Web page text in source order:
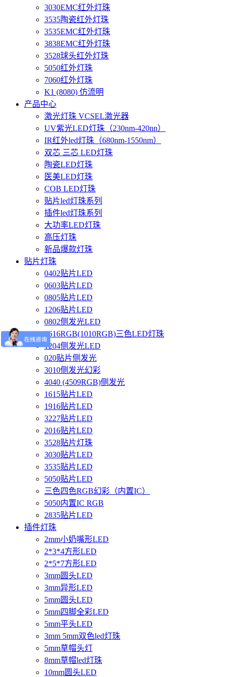
3030EMC红外灯珠
3535陶瓷红外灯珠
3535EMC红外灯珠
3838EMC红外灯珠
3528球头红外灯珠
5050红外灯珠
7060红外灯珠
K1 (8080) 仿流明
产品中心
激光灯珠 VCSEL激光器
UV紫光LED灯珠（230nm-420nn）
IR红外led灯珠（680nm-1550nm）
双芯 三芯 LED灯珠
陶瓷LED灯珠
医美LED灯珠
COB LED灯珠
贴片led灯珠系列
插件led灯珠系列
大功率LED灯珠
高压灯珠
新品爆款灯珠
贴片灯珠
0402贴片LED
0603贴片LED
0805贴片LED
1206贴片LED
0802侧发光LED
1616RGB(1010RGB)三色LED灯珠
1204侧发光LED
020贴片侧发光
3010侧发光幻彩
4040 (4509RGB)侧发光
1615贴片LED
1916贴片LED
3227贴片LED
2016贴片LED
3528贴片灯珠
3030贴片LED
3535贴片LED
5050贴片LED
三色四色RGB幻彩（内置IC）
5050内置IC RGB
2835贴片LED
插件灯珠
2mm小奶嘴形LED
2*3*4方形LED
2*5*7方形LED
3mm圆头LED
3mm异形LED
5mm圆头LED
5mm四脚全彩LED
5mm平头LED
3mm 5mm双色led灯珠
5mm草帽头灯
8mm草帽led灯珠
10mm圆头LED